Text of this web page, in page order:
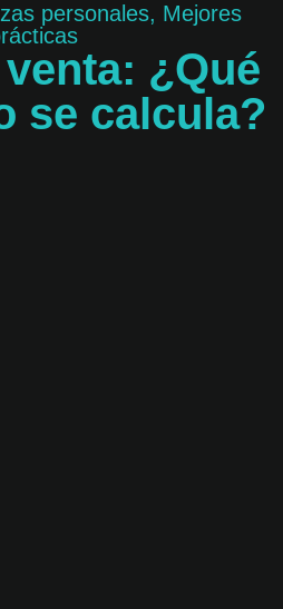
personales, Mejores
¿Qué
se calcula?